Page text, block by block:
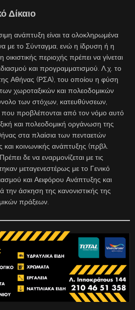
Δίκαιο
ανάπτυξη είναι τα ολοκληρωμένα
με το Σύνταγμα, ενώ η ίδρυση ή η
περιοχής πρέπει να γίνεται
και προγραμματισμού. Λ.χ. το
Αθήνας (ΡΣΑ), του οποίου η φύση
των χωροταξικών και πολεοδομικών
των στόχων, κατευθύνσεων,
προβλέπονται από τον νόμο αυτό
και πολεοδομική οργάνωση της
στα πλαίσια των πενταετών
κοινωνικής ανάπτυξης (πρβλ.
δε να εναρμονίζεται με τις
μεταγενεστέρως με το Γενικό
και Αειφόρου Ανάπτυξης και
την άσκηση της κανονιστικής της
πράξεων.